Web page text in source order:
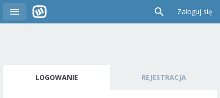
Zaloguj się
LOGOWANIE REJESTRACJA